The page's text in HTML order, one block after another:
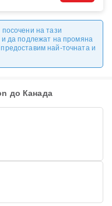
на тази
да подлежат на промяна
най-точната и
до Канада